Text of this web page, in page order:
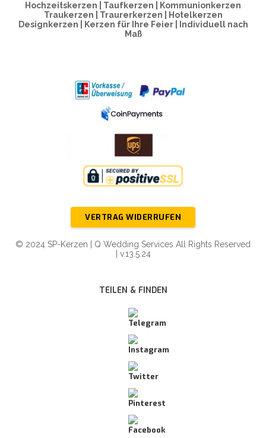
Hochzeitskerzen | Taufkerzen | Kommunionkerzen
Traukerzen | Traurerkerzen | Hotelkerzen
Designkerzen | Kerzen für Ihre Feier | Individuell nach
Maß
VERTRAG WIDERRUFEN
© 2024 SP-Kerzen | Q Wedding Services All Rights Reserved
| v.13.5.24
TEILEN & FINDEN